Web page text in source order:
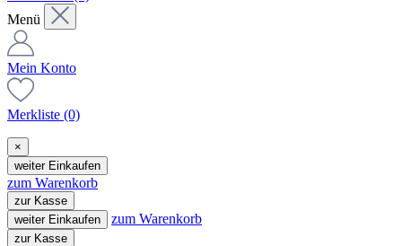
Menü
Mein Konto
Merkliste (0)
×
weiter Einkaufen
zum Warenkorb
zur Kasse
weiter Einkaufen
zum Warenkorb
zur Kasse